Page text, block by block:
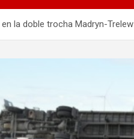
la doble trocha Madryn-Trelew